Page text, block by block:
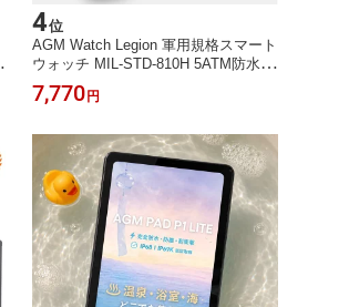
4位
AGM Watch Legion 軍用規格スマート
ウォッチ MIL-STD-810H 5ATM防水 1.
43インチAMOLED Bluetooth通話 100
運動モード 24時間心拍数・睡眠監視
保証 Stravaアプリ対応
7,770円